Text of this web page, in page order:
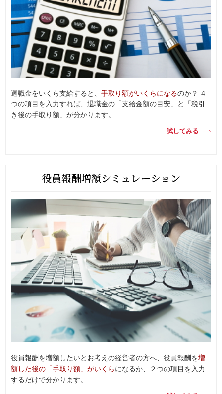
退職金をいくら支給すると、手取り額がいくらになるのか？ ４
つの項目を入力すれば、退職金の「支給金額の目安」と「税引
き後の手取り額」が分かります。
試してみる
役員報酬増額シミュレーション
役員報酬を増額したいとお考えの経営者の方へ、役員報酬を増
額した後の「手取り額」がいくらになるか、２つの項目を入力
するだけで分かります。